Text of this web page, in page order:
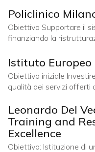
la seconda forma di
Attraverso un approccio
mira a sviluppare
personalizzate, capaci di
Policlinico
Obiettivo Supportare il
finanziando la
Finanziamento dei lavori
progetto di
Policlinico di Milano,
Fondazione Leonardo
Istituto Europeo
Obiettivo iniziale
qualità dei servizi offerti
sviluppo e
sviluppo Acquisizione
acquisto di aree limitrofe
Leonardo Del
Training and
Excellence
Obiettivo: Istituzione di